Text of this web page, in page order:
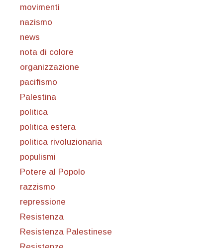
movimenti
nazismo
news
nota di colore
organizzazione
pacifismo
Palestina
politica
politica estera
politica rivoluzionaria
populismi
Potere al Popolo
razzismo
repressione
Resistenza
Resistenza Palestinese